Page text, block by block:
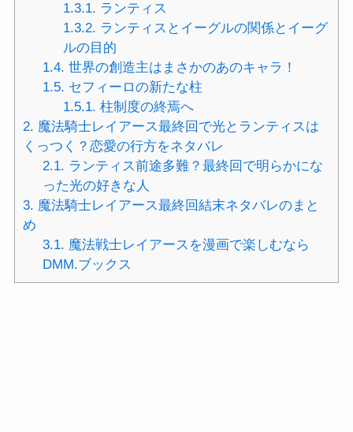
1.3.1. ランティス
1.3.2. ランティスとイーグルの関係とイーグ
ルの目的
1.4. 世界の創造主はまさかのあのキャラ！
1.5. セフィーロの新たな柱
1.5.1. 柱制度の終焉へ
2. 魔法騎士レイアース最終回で光とランティスは
くっつく？恋愛の行方をネタバレ
2.1. ランティス前途多難？最終回で明らかにな
った光の好きな人
3. 魔法騎士レイアース最終回結末ネタバレのまと
め
3.1. 魔法戦士レイアースを漫画で楽しむなら
DMM.ブックス